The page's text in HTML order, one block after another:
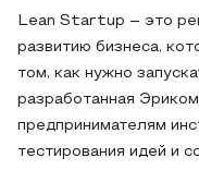
Lean Startup – это
развитию бизнеса,
том, как нужно
разработанная
предпринимателям
тестирования идей и